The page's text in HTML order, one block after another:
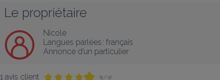
Le propriétaire
Nicole
Langues parlées : français
Annonce d’un particulier
1 avis client (5 / 5)